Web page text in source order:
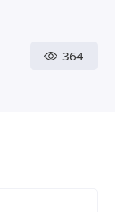
364